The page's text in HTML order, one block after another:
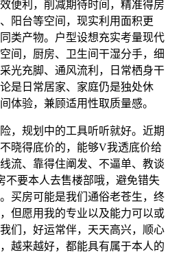
便利，削减期待时间，精准得房
阳台等空间，现实利用面积更
类产物。户型设想充实考量现代
间，厨房、卫生间干湿分手，细
光充脚、通风流利，日常栖身干
是日常居家、家庭仍是独处休
体验，兼顾适用性取质量感。
规划中的工具听听就好。近期
晓得底价的，能够V我透底价给
流、靠得住阐发、不逼单、教谈
不要本人去售楼部哦，避免错失
买房可能是我们通俗老苍生，终
但愿用我的专业以及能力可以或
们，好运常伴，天天高兴，顺心
越来越好，都能具有属于本人的